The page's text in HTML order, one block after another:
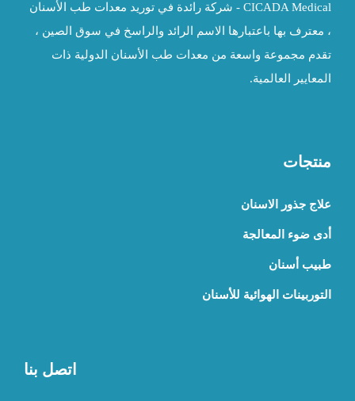
CICADA Medical - شركة رائدة في توريد معدات طب الأسنان
، معترف بها باعتبارها الاسم الرائد والراسخ في سوق الصين ،
تقدم مجموعة واسعة من معدات طب الأسنان الدولية ذات
المعايير العالمية.
منتجات
علاج جذور الاسنان
أدى ضوء المعالجة
طبيب أسنان
التوربينات الهوائية للأسنان
اتصل بنا